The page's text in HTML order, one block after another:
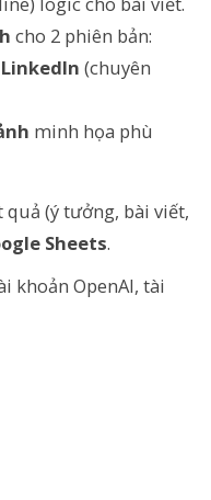
cho 2 phiên bản:
LinkedIn (chuyên
minh họa phù
quả (ý tưởng, bài viết,
Sheets.
khoản OpenAI, tài